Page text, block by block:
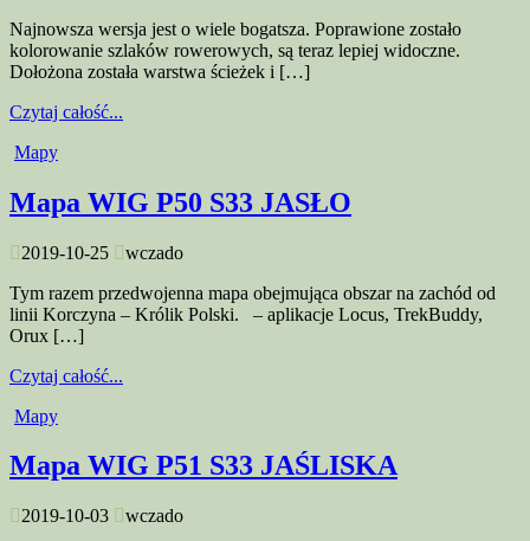
Najnowsza wersja jest o wiele bogatsza. Poprawione zostało
kolorowanie szlaków rowerowych, są teraz lepiej widoczne.
Dołożona została warstwa ścieżek i […]
Czytaj całość...
Mapy
Mapa WIG P50 S33 JASŁO
2019-10-25
wczado
Tym razem przedwojenna mapa obejmująca obszar na zachód od
linii Korczyna – Królik Polski. – aplikacje Locus, TrekBuddy,
Orux […]
Czytaj całość...
Mapy
Mapa WIG P51 S33 JAŚLISKA
2019-10-03
wczado